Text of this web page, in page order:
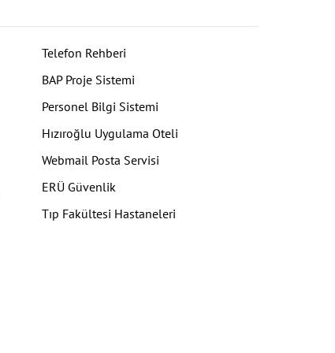
Telefon Rehberi
BAP Proje Sistemi
Personel Bilgi Sistemi
Hızıroğlu Uygulama Oteli
Webmail Posta Servisi
ERÜ Güvenlik
Tıp Fakültesi Hastaneleri